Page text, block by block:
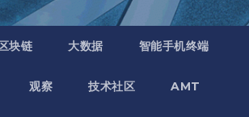
块链 大数据 智能手机终端
观察 技术社区 AMT